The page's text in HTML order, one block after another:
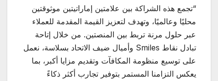
“تجمع هذه الشراكة بين علامتين إماراتيتين موثوقتين
محليًا وعالميًا، وتهدف لتعزيز القيمة المقدمة للعملاء
عبر حلول مرنة تربط بين المنصتين. من خلال إتاحة
تبادل نقاط Smiles وأميال ضيف الاتحاد بسلاسة، نعمل
على توسيع منظومة المكافآت وتقديم مزايا أكبر، بما
يعكس التزامنا المستمر بتوفير تجارب أكثر ذكاءً